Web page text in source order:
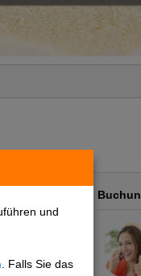
und
. Falls Sie das
Preis/Leistung